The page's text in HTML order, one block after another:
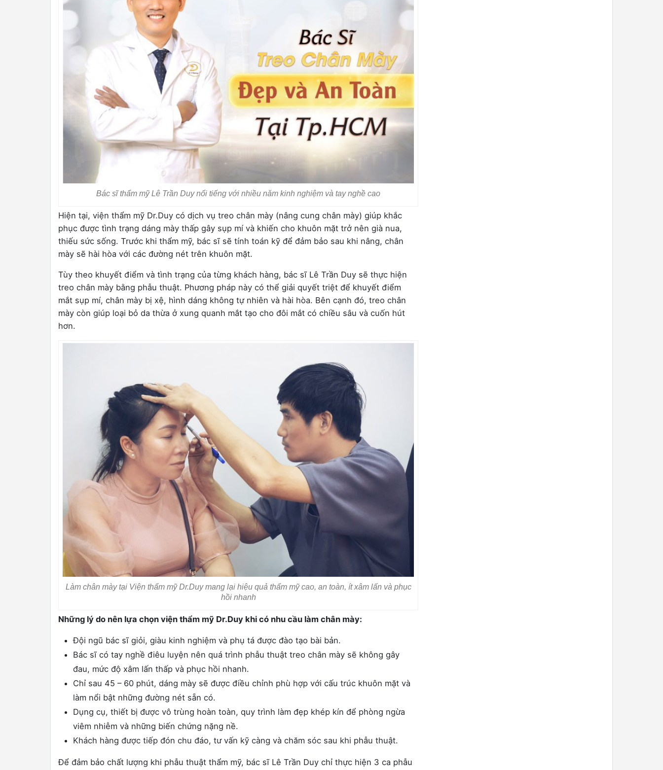
Bác sĩ thẩm mỹ Lê Trần Duy nổi tiếng với nhiều năm kinh nghiệm và tay nghề cao
Hiện tại, viện thẩm mỹ Dr.Duy có dịch vụ treo chân mày (nâng cung chân mày) giúp khắc
phục được tình trạng dáng mày thấp gây sụp mí và khiến cho khuôn mặt trở nên già nua,
thiếu sức sống. Trước khi thẩm mỹ, bác sĩ sẽ tính toán kỹ để đảm bảo sau khi nâng, chân
mày sẽ hài hòa với các đường nét trên khuôn mặt.
Tùy theo khuyết điểm và tình trạng của từng khách hàng, bác sĩ Lê Trần Duy sẽ thực hiện
treo chân mày bằng phẫu thuật. Phương pháp này có thể giải quyết triệt để khuyết điểm
mắt sụp mí, chân mày bị xệ, hình dáng không tự nhiên và hài hòa. Bên cạnh đó, treo chân
mày còn giúp loại bỏ da thừa ở xung quanh mắt tạo cho đôi mắt có chiều sâu và cuốn hút
hơn.
Làm chân mày tại Viện thẩm mỹ Dr.Duy mang lại hiệu quả thẩm mỹ cao, an toàn, ít xâm lấn và phục
hồi nhanh
Những lý do nên lựa chọn viện thẩm mỹ Dr.Duy khi có nhu cầu làm chân mày:
Đội ngũ bác sĩ giỏi, giàu kinh nghiệm và phụ tá được đào tạo bài bản.
Bác sĩ có tay nghề điêu luyện nên quá trình phẫu thuật treo chân mày sẽ không gây
đau, mức độ xâm lấn thấp và phục hồi nhanh.
Chỉ sau 45 – 60 phút, dáng mày sẽ được điều chỉnh phù hợp với cấu trúc khuôn mặt và
làm nổi bật những đường nét sẵn có.
Dụng cụ, thiết bị được vô trùng hoàn toàn, quy trình làm đẹp khép kín để phòng ngừa
viêm nhiễm và những biến chứng nặng nề.
Khách hàng được tiếp đón chu đáo, tư vấn kỹ càng và chăm sóc sau khi phẫu thuật.
Để đảm bảo chất lượng khi phẫu thuật thẩm mỹ, bác sĩ Lê Trần Duy chỉ thực hiện 3 ca phẫu